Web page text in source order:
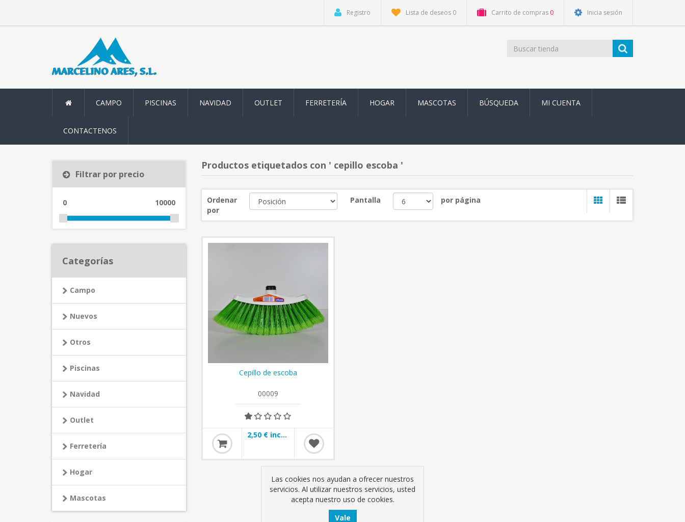
Registro Lista de deseos 0 Carrito de compras 0 Inicia sesión
CAMPO PISCINAS NAVIDAD OUTLET FERRETERÍA HOGAR MASCOTAS BÚSQUEDA MI CUENTA
CONTACTENOS
Productos etiquetados con ' cepillo escoba '
Ordenar
por
Pantalla por página
Cepillo de escoba
00009
2,50 € incl impuestos
Filtrar por precio
0 10000
Categorías
Campo
Nuevos
Otros
Piscinas
Navidad
Outlet
Ferretería
Hogar
Mascotas
Las cookies nos ayudan a ofrecer nuestros
servicios. Al utilizar nuestros servicios, usted
acepta nuestro uso de cookies.